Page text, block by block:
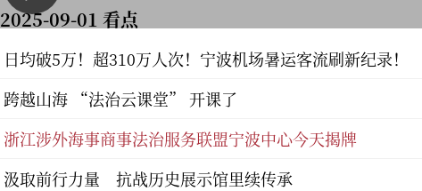
2025-09-01 看点
日均破5万！超310万人次！宁波机场暑运客流刷新纪录！
跨越山海 “法治云课堂” 开课了
浙江涉外海事商事法治服务联盟宁波中心今天揭牌
汲取前行力量 抗战历史展示馆里续传承